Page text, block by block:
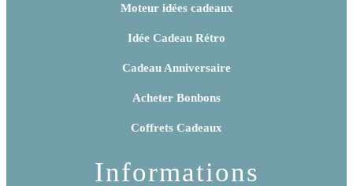
Moteur idées cadeaux
Idée Cadeau Rétro
Cadeau Anniversaire
Acheter Bonbons
Coffrets Cadeaux
Informations